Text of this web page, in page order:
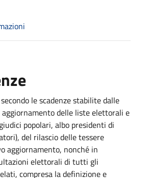
le scadenze stabilite dalle
aggiornamento delle liste elettorali e
popolari, albo presidenti di
del rilascio delle tessere
aggiornamento, nonché in
elettorali di tutti gli
compresa la definizione e